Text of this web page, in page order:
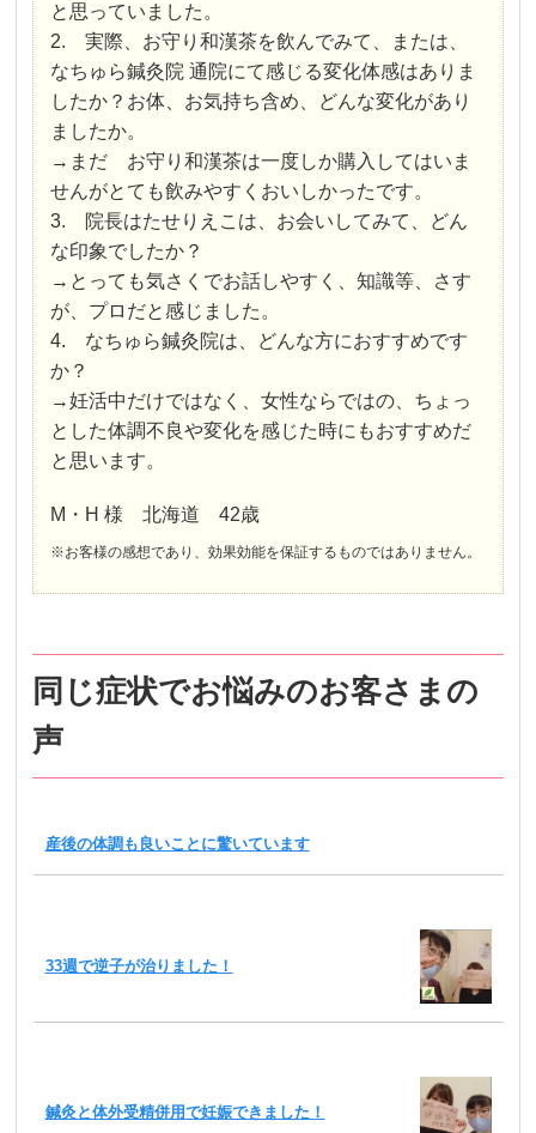
と思っていました。
2. 実際、お守り和漢茶を飲んでみて、または、
なちゅら鍼灸院 通院にて感じる変化体感はありま
したか？お体、お気持ち含め、どんな変化があり
ましたか。
→まだ お守り和漢茶は一度しか購入してはいま
せんがとても飲みやすくおいしかったです。
3. 院長はたせりえこは、お会いしてみて、どん
な印象でしたか？
→とっても気さくでお話しやすく、知識等、さす
が、プロだと感じました。
4. なちゅら鍼灸院は、どんな方におすすめです
か？
→妊活中だけではなく、女性ならではの、ちょっ
とした体調不良や変化を感じた時にもおすすめだ
と思います。
M・H 様 北海道 42歳
※お客様の感想であり、効果効能を保証するものではありません。
同じ症状でお悩みのお客さまの
声
産後の体調も良いことに驚いています
33週で逆子が治りました！
鍼灸と体外受精併用で妊娠できました！